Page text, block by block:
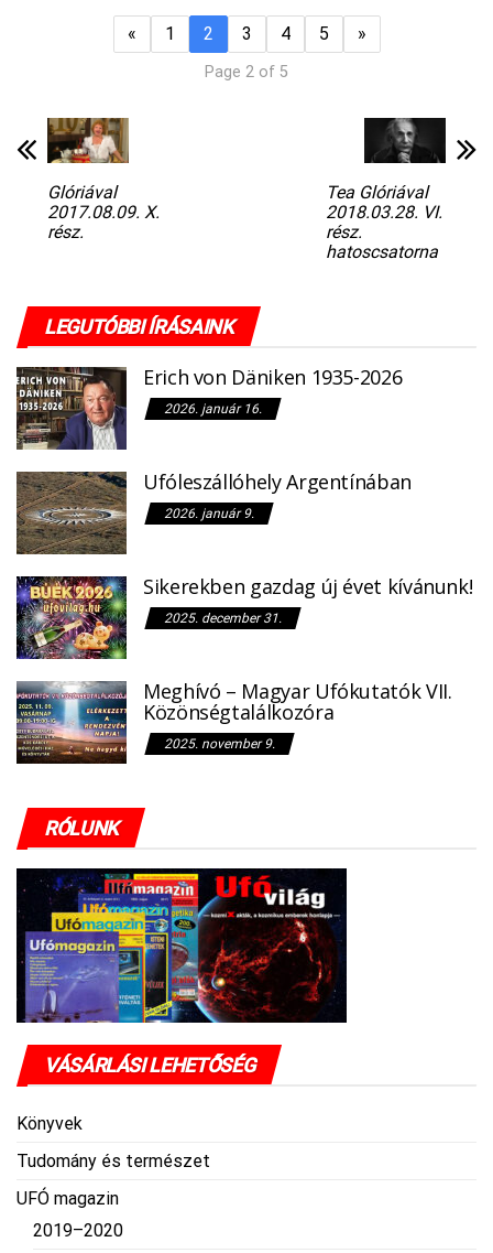
« 1 2 3 4 5 »
Page 2 of 5
Glóriával
2017.08.09. X.
rész.
Tea Glóriával
2018.03.28. VI.
rész.
hatoscsatorna
LEGUTÓBBI ÍRÁSAINK
Erich von Däniken 1935-2026
2026. január 16.
Ufóleszállóhely Argentínában
2026. január 9.
Sikerekben gazdag új évet kívánunk!
2025. december 31.
Meghívó – Magyar Ufókutatók VII.
Közönségtalálkozóra
2025. november 9.
RÓLUNK
VÁSÁRLÁSI LEHETŐSÉG
Könyvek
Tudomány és természet
UFÓ magazin
2019–2020